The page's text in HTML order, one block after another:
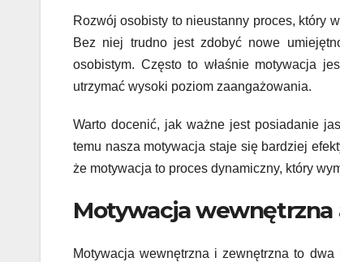
Rozwój osobisty to nieustanny proces, który
Bez niej trudno jest zdobyć nowe
osobistym. Często to właśnie motywacja
utrzymać wysoki poziom zaangażowania.
Warto docenić, jak ważne jest posiadanie
temu nasza motywacja staje się bardziej
że motywacja to proces dynamiczny, który
Motywacja wewnętrzna
Motywacja wewnętrzna i zewnętrzna to